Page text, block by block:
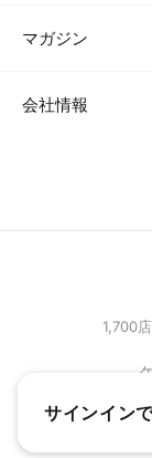
マガジン
会社情報
1,700
サインイン